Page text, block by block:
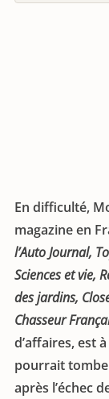
En difficulté,
magazine en
l’Auto Journal,
Sciences et vie,
des jardins,
Chasseur
d’affaires, est
pourrait
après l’échec